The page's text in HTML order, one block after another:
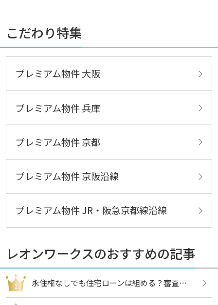
こだわり特集
プレミアム物件 大阪
プレミアム物件 兵庫
プレミアム物件 京都
プレミアム物件 京阪沿線
プレミアム物件 JR・阪急京都線沿線
レオンワークスのおすすめの記事
永住権なしでも住宅ローンは組める？審査内容や借りる方法についても解説